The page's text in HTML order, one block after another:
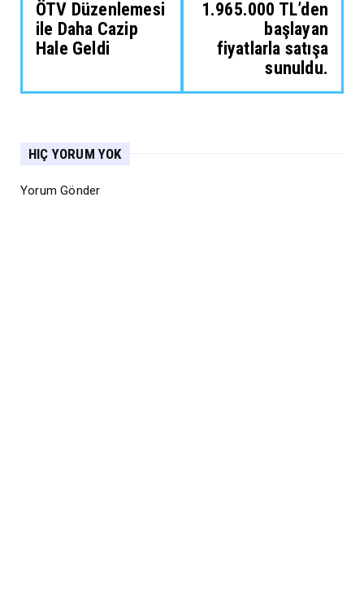
ÖTV Düzenlemesi
ile Daha Cazip
Hale Geldi
1.965.000 TL’den
başlayan
fiyatlarla satışa
sunuldu.
HIÇ YORUM YOK
Yorum Gönder